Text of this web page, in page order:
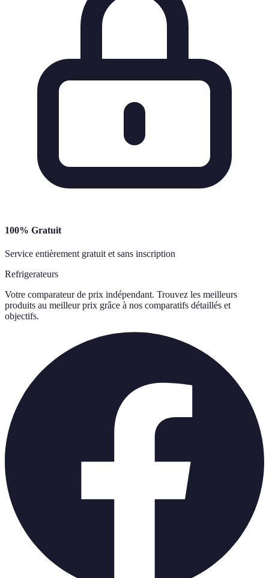
100% Gratuit
Service entièrement gratuit et sans inscription
Refrigerateurs
Votre comparateur de prix indépendant. Trouvez les meilleurs
produits au meilleur prix grâce à nos comparatifs détaillés et
objectifs.